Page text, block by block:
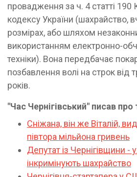
провадження за ч. 4 статті 190
кодексу України (шахрайство,
розмірах, або шляхом
використанням електронно-
техніки). Вона передбачає
позбавлення волі на строк від
років.
"Час Чернігівський" писав про
Сніжана, він же Віталій,
півтора мільйона гривень
Депутат із Чернігівщини -
інкримінують шахрайство